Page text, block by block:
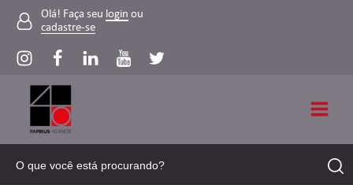
Olá! Faça seu login ou
cadastre-se